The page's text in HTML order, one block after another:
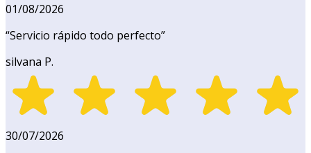
01/08/2026
“Servicio rápido todo perfecto”
silvana P.
30/07/2026